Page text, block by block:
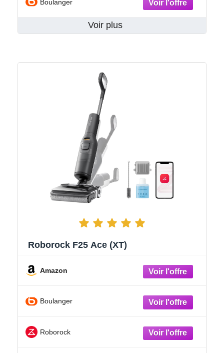
Boulanger
Voir plus
Roborock F25 Ace (XT)
Amazon
Boulanger
Roborock